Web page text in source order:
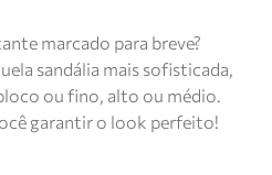
marcado para breve?
sandália mais sofisticada,
ou fino, alto ou médio.
garantir o look perfeito!